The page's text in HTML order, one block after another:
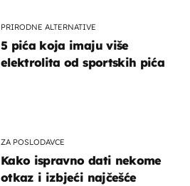
PRIRODNE ALTERNATIVE
5 pića koja imaju više
elektrolita od sportskih pića
ZA POSLODAVCE
Kako ispravno dati nekome
otkaz i izbjeći najčešće